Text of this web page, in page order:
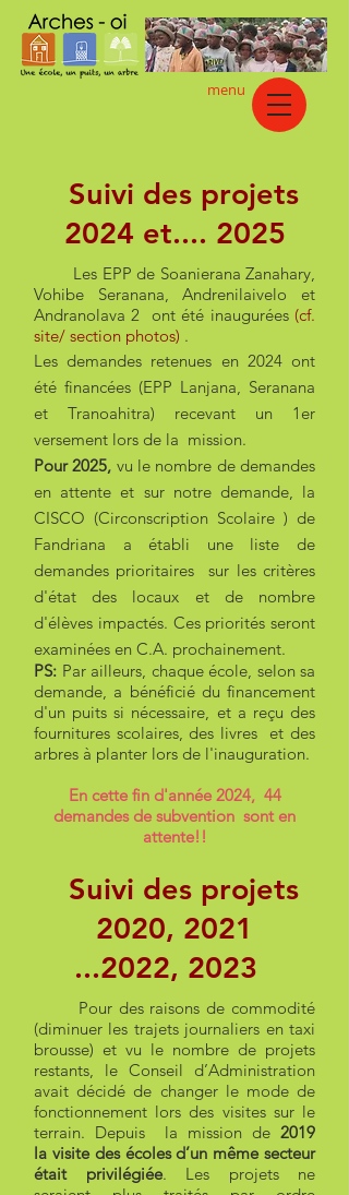
menu
Suivi des projets
2024 et.... 2025
Les EPP de Soanierana Zanahary,
Vohibe Seranana, Andrenilaivelo et
Andranolava 2 ont été inaugurées (cf.
site/ section photos) .
Les demandes retenues en 2024 ont
été financées (EPP Lanjana, Seranana
et Tranoahitra) recevant un 1er
versement lors de la mission.
Pour 2025, vu le nombre de demandes
en attente et sur notre demande, la
CISCO (Circonscription Scolaire ) de
Fandriana a établi une liste de
demandes prioritaires sur les critères
d'état des locaux et de nombre
d'élèves impactés. Ces priorités seront
examinées en C.A. prochainement.
PS: Par ailleurs, chaque école, selon sa
demande, a bénéficié du financement
d'un puits si nécessaire, et a reçu des
fournitures scolaires, des livres et des
arbres à planter lors de l'inauguration.
En cette fin d'année 2024, 44
demandes de subvention sont en
attente!!
Suivi des projets
2020, 2021
...2022, 2023
Pour des raisons de commodité
(diminuer les trajets journaliers en taxi
brousse) et vu le nombre de projets
restants, le Conseil d’Administration
avait décidé de changer le mode de
fonctionnement lors des visites sur le
terrain. Depuis la mission de 2019
la visite des écoles d’un même secteur
était privilégiée. Les projets ne